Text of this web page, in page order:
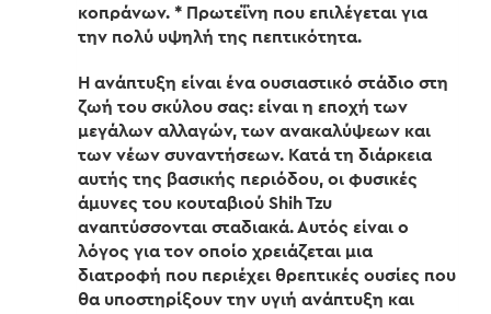
κοπράνων. * Πρωτεΐνη που επιλέγεται για
την πολύ υψηλή της πεπτικότητα.
Η ανάπτυξη είναι ένα ουσιαστικό στάδιο στη
ζωή του σκύλου σας: είναι η εποχή των
μεγάλων αλλαγών, των ανακαλύψεων και
των νέων συναντήσεων. Κατά τη διάρκεια
αυτής της βασικής περιόδου, οι φυσικές
άμυνες του κουταβιού Shih Tzu
αναπτύσσονται σταδιακά. Αυτός είναι ο
λόγος για τον οποίο χρειάζεται μια
διατροφή που περιέχει θρεπτικές ουσίες που
θα υποστηρίξουν την υγιή ανάπτυξη και